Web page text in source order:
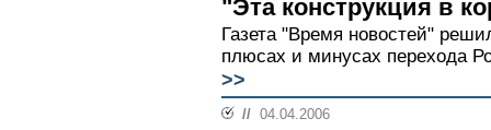
"Эта конструкция в
Газета "Время новостей"
плюсах и минусах перехода
>>
// 04.04.2006